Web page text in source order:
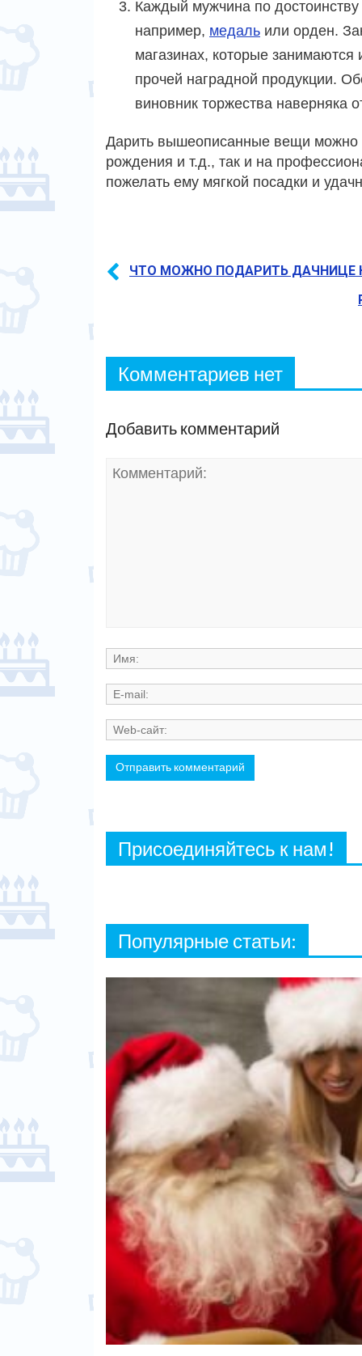
Каждый мужчина по
например, медаль или орден.
магазинах, которые занимаются
прочей наградной продукции.
виновник торжества
Дарить вышеописанные вещи можно
рождения и т.д., так и на
пожелать ему мягкой посадки и
ЧТО МОЖНО ПОДАРИТЬ ДАЧНИЦЕ
Комментариев нет
Добавить комментарий
Присоединяйтесь к нам!
Популярные статьи: